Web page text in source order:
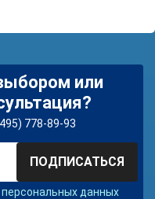
или
778-89-93
ПОДПИСАТЬСЯ
персональных данных